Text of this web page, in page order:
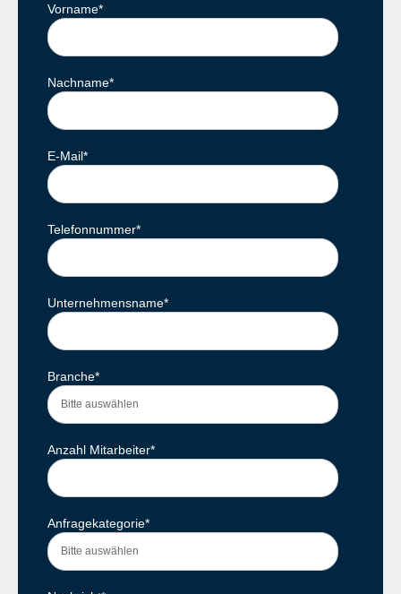
Vorname*
Nachname*
E-Mail*
Telefonnummer*
Unternehmensname*
Branche*
Anzahl Mitarbeiter*
Anfragekategorie*